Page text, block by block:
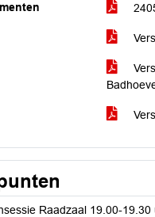
Raadzaal 19.00-19.30